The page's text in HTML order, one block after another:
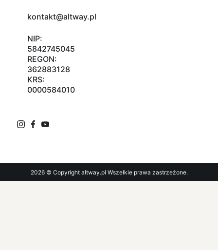
kontakt@altway.pl
NIP:
5842745045
REGON:
362883128
KRS:
0000584010